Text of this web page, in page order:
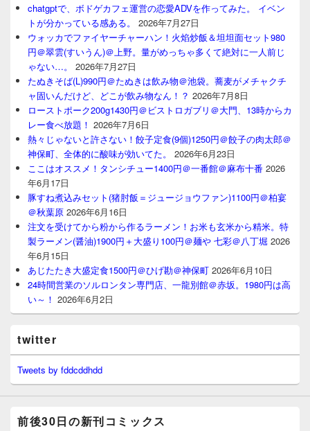
chatgptで、ボドゲカフェ運営の恋愛ADVを作ってみた。 イベン
トが分かっている感ある。
2026年7月27日
ウォッカでファイヤーチャーハン！火焰炒飯＆坦坦面セット980
円＠翠雲(すいうん)＠上野。量がめっちゃ多くて絶対に一人前じ
ゃない…。
2026年7月27日
たぬきそば(L)990円＠たぬきは飲み物＠池袋。蕎麦がメチャクチ
ャ固いんだけど、どこが飲み物なん！？ 2026年7月8日
ローストポーク200g1430円＠ビストロガブリ＠大門、13時からカ
レー食べ放題！ 2026年7月6日
熱々じゃないと許さない！餃子定食(9個)1250円＠餃子の肉太郎＠
神保町、全体的に酸味が効いてた。
2026年6月23日
ここはオススメ！タンシチュー1400円＠一番館＠麻布十番 2026
年6月17日
豚すね煮込みセット(猪肘飯＝ジュージョウファン)1100円＠柏宴
＠秋葉原 2026年6月16日
注文を受けてから粉から作るラーメン！お米も玄米から精米。特
製ラーメン(醤油)1900円＋大盛り100円＠麺や 七彩＠八丁堀 2026
年6月15日
あじたたき大盛定食1500円＠ひげ勘＠神保町 2026年6月10日
24時間営業のソルロンタン専門店、一龍別館＠赤坂。1980円は高
い～！ 2026年6月2日
twitter
Tweets by fddcddhdd
前後30日の新刊コミックス